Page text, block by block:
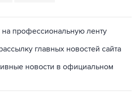
на профессиональную ленту
главных новостей сайта
новости в официальном